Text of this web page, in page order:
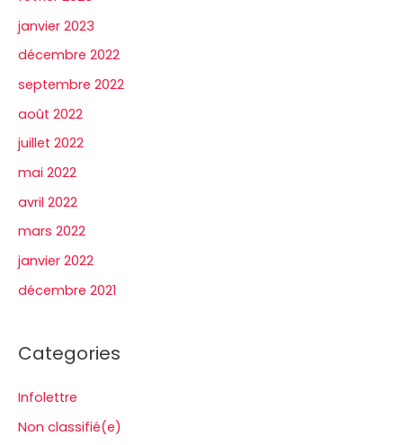
janvier 2023
décembre 2022
septembre 2022
août 2022
juillet 2022
mai 2022
avril 2022
mars 2022
janvier 2022
décembre 2021
Categories
Infolettre
Non classifié(e)